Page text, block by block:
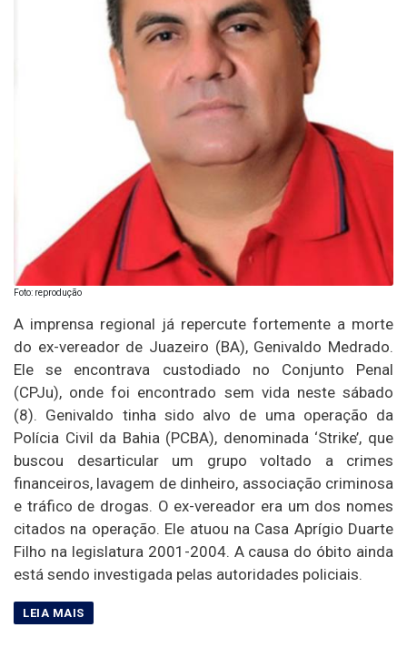
Foto: reprodução
A imprensa regional já repercute fortemente a morte
do ex-vereador de Juazeiro (BA), Genivaldo Medrado.
Ele se encontrava custodiado no Conjunto Penal
(CPJu), onde foi encontrado sem vida neste sábado
(8). Genivaldo tinha sido alvo de uma operação da
Polícia Civil da Bahia (PCBA), denominada ‘Strike’, que
buscou desarticular um grupo voltado a crimes
financeiros, lavagem de dinheiro, associação criminosa
e tráfico de drogas. O ex-vereador era um dos nomes
citados na operação. Ele atuou na Casa Aprígio Duarte
Filho na legislatura 2001-2004. A causa do óbito ainda
está sendo investigada pelas autoridades policiais.